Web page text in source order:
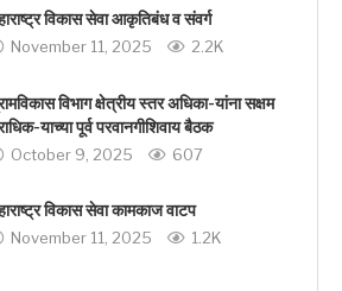
विकास सेवा आकृतिबंध व संवर्ग
November 11, 2025 2.2K
विभाग क्षेत्रीय स्तर अधिका-यांना सक्षम
याच्या पूर्व परवानगीशिवाय बैठक
October 9, 2025 607
विकास सेवा कामकाज वाटप
November 11, 2025 1.2K